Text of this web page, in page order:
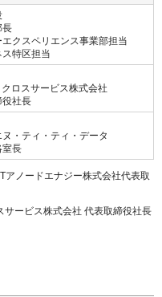
長
エクスペリエンス事業部担当
特区担当
クロスサービス株式会社
社長
・ティ・ティ・データ
長
アノードエナジー株式会社代表取
サービス株式会社 代表取締役社長